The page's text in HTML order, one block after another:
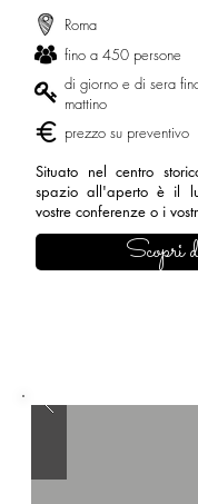
Roma
fino a 450 persone
di giorno e di sera
mattino
prezzo su preventivo
Situato nel centro
spazio all'aperto è il
vostre conferenze o i
Scopri
Chiedi un